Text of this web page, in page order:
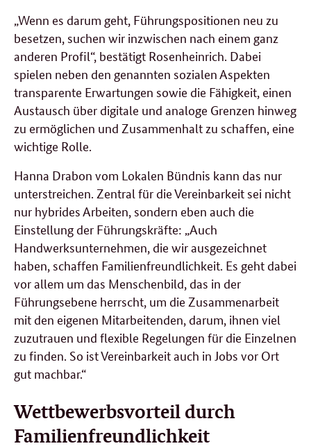
„Wenn es darum geht, Führungspositionen neu zu
besetzen, suchen wir inzwischen nach einem ganz
anderen Profil“, bestätigt Rosenheinrich. Dabei
spielen neben den genannten sozialen Aspekten
transparente Erwartungen sowie die Fähigkeit, einen
Austausch über digitale und analoge Grenzen hinweg
zu ermöglichen und Zusammenhalt zu schaffen, eine
wichtige Rolle.
Hanna Drabon vom Lokalen Bündnis kann das nur
unterstreichen. Zentral für die Vereinbarkeit sei nicht
nur hybrides Arbeiten, sondern eben auch die
Einstellung der Führungskräfte: „Auch
Handwerksunternehmen, die wir ausgezeichnet
haben, schaffen Familienfreundlichkeit. Es geht dabei
vor allem um das Menschenbild, das in der
Führungsebene herrscht, um die Zusammenarbeit
mit den eigenen Mitarbeitenden, darum, ihnen viel
zuzutrauen und flexible Regelungen für die Einzelnen
zu finden. So ist Vereinbarkeit auch in Jobs vor Ort
gut machbar.“
Wettbewerbsvorteil durch
Familienfreundlichkeit